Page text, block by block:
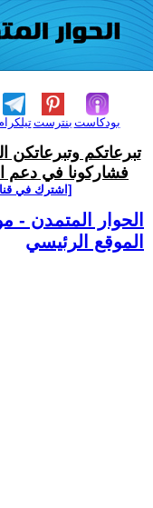
بنترست بودكاست
تبرعاتكم وتبرعاتكن
فشاركونا في دعم
[اشترك في
الحوار المتمدن -
الموقع الرئيسي